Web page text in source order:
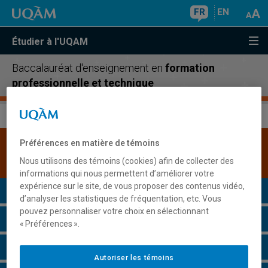
FR EN
Étudier à l'UQAM
Baccalauréat d'enseignement en formation
professionnelle et technique
Une version plus récente de ce programme est
disponible.Cliquez ici pour la consulter.
Présentation du programme
Conditions d'admission
Cours à suivre et horaires
Préférences en matière de témoins
Nous utilisons des témoins (cookies) afin de collecter des
informations qui nous permettent d’améliorer votre
expérience sur le site, de vous proposer des contenus vidéo,
d’analyser les statistiques de fréquentation, etc. Vous
pouvez personnaliser votre choix en sélectionnant
« Préférences ».
Autoriser les témoins